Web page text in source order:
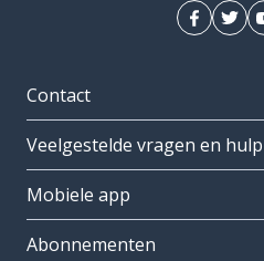
Contact
Veelgestelde vragen en hulp
Mobiele app
Abonnementen